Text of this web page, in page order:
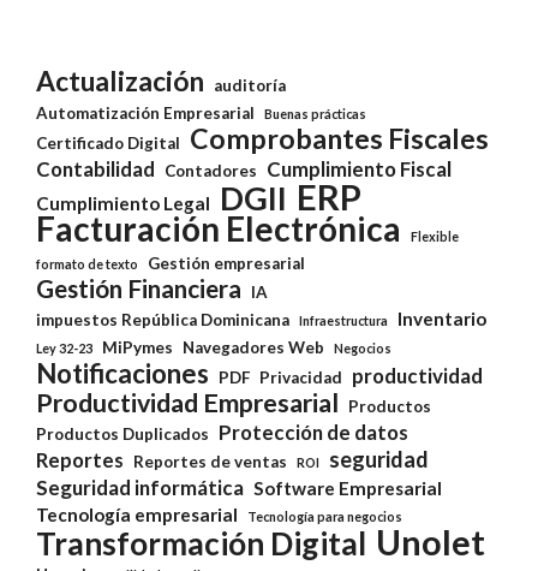
Actualización
auditoría
Automatización Empresarial
Buenas prácticas
Certificado Digital Comprobantes Fiscales
Contabilidad Contadores Cumplimiento Fiscal
Cumplimiento Legal DGII ERP
Facturación Electrónica
Flexible
formato de texto
Gestión empresarial
Gestión Financiera
IA
impuestos República Dominicana
Infraestructura Inventario
Ley 32-23 MiPymes Navegadores Web Negocios
Notificaciones PDF Privacidad productividad
Productividad Empresarial
Productos
Productos Duplicados
Protección de datos
Reportes
Reportes de ventas ROI seguridad
Seguridad informática Software Empresarial
Tecnología empresarial
Tecnología para negocios
Transformación Digital Unolet